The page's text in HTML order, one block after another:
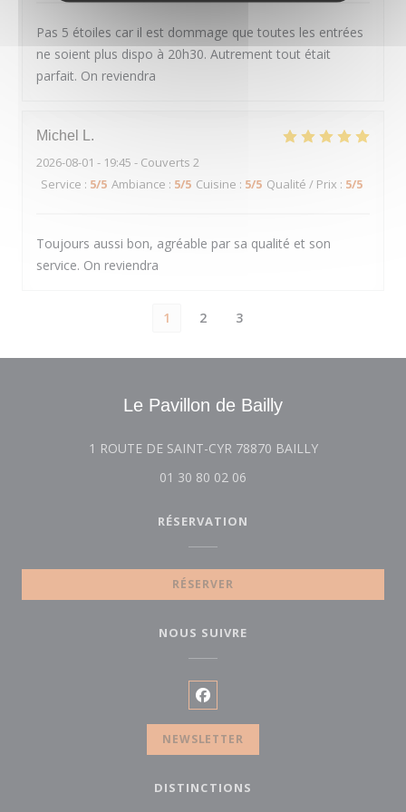
Pas 5 étoiles car il est dommage que toutes les entrées
ne soient plus dispo à 20h30. Autrement tout était
parfait. On reviendra
Michel
2026-08-01 - 19:45 - Couverts 2
Service : 5/5 Ambiance : 5/5 Cuisine : 5/5 Qualité / Prix : 5/5
Toujours aussi bon, agréable par sa qualité et son
service. On reviendra
1 2 3
Le Pavillon de Bailly
1 ROUTE DE SAINT-CYR 78870 BAILLY((ouvre une
01 30 80 02 06
RÉSERVATION
RÉSERVER
NOUS SUIVRE
Facebook ((ouvre une
NEWSLETTER
DISTINCTIONS